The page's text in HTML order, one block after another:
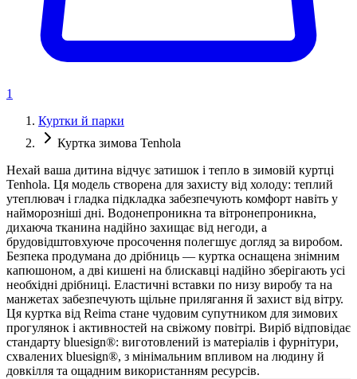
1
Куртки й парки
Куртка зимова Tenhola
Нехай ваша дитина відчує затишок і тепло в зимовій куртці
Tenhola. Ця модель створена для захисту від холоду: теплий
утеплювач і гладка підкладка забезпечують комфорт навіть у
найморозніші дні. Водонепроникна та вітронепроникна,
дихаюча тканина надійно захищає від негоди, а
брудовідштовхуюче просочення полегшує догляд за виробом.
Безпека продумана до дрібниць — куртка оснащена знімним
капюшоном, а дві кишені на блискавці надійно зберігають усі
необхідні дрібниці. Еластичні вставки по низу виробу та на
манжетах забезпечують щільне прилягання й захист від вітру.
Ця куртка від Reima стане чудовим супутником для зимових
прогулянок і активностей на свіжому повітрі. Виріб відповідає
стандарту bluesign®: виготовлений із матеріалів і фурнітури,
схвалених bluesign®, з мінімальним впливом на людину й
довкілля та ощадним використанням ресурсів.